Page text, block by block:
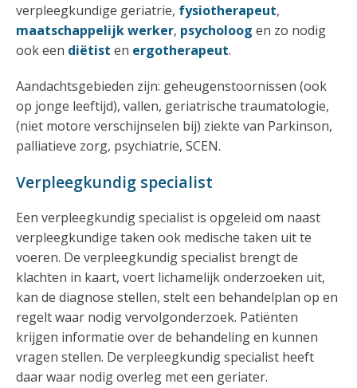
verpleegkundige geriatrie, fysiotherapeut,
maatschappelijk werker, psycholoog en zo nodig
ook een diëtist en ergotherapeut.
Aandachtsgebieden zijn: geheugenstoornissen (ook
op jonge leeftijd), vallen, geriatrische traumatologie,
(niet motore verschijnselen bij) ziekte van Parkinson,
palliatieve zorg, psychiatrie, SCEN.
Verpleegkundig specialist
Een verpleegkundig specialist is opgeleid om naast
verpleegkundige taken ook medische taken uit te
voeren. De verpleegkundig specialist brengt de
klachten in kaart, voert lichamelijk onderzoeken uit,
kan de diagnose stellen, stelt een behandelplan op en
regelt waar nodig vervolgonderzoek. Patiënten
krijgen informatie over de behandeling en kunnen
vragen stellen. De verpleegkundig specialist heeft
daar waar nodig overleg met een geriater.